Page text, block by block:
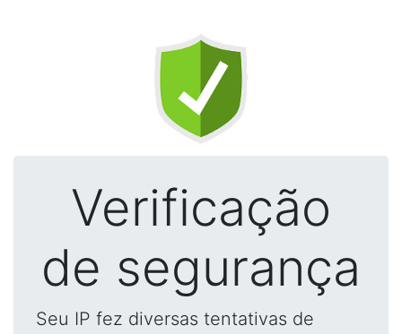
Verificação
de segurança
Seu IP fez diversas tentativas de